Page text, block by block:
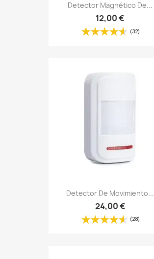
Detector Magnético De...
12,00 €
(32)
Detector De Movimiento...
24,00 €
(28)